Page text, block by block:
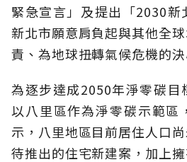
緊急宣言」及提出「2030新
新北市願意肩負起與其他全
責、為地球扭轉氣候危機的決
為逐步達成2050年淨零碳目
以八里區作為淨零碳示範區
示，八里地區目前居住人口
待推出的住宅新建案，加上